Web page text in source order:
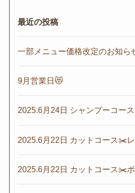
最近の投稿
一部メニュー価格改定のお知ら
9月営業日😻
2025.6月24日 シャンプーコー
2025.6月22日 カットコース✂️
2025.6月22日 カットコース✂️